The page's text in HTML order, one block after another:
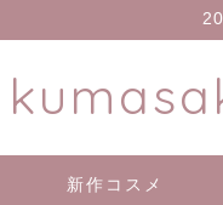
新作コスメ